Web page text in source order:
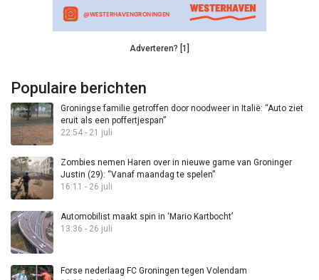
Adverteren? [1]
Populaire berichten
Groningse familie getroffen door noodweer in Italië: “Auto ziet
eruit als een poffertjespan”
22:54 - 21 juli
Zombies nemen Haren over in nieuwe game van Groninger
Justin (29): “Vanaf maandag te spelen”
16:11 - 26 juli
Automobilist maakt spin in ‘Mario Kartbocht’
13:36 - 26 juli
Forse nederlaag FC Groningen tegen Volendam